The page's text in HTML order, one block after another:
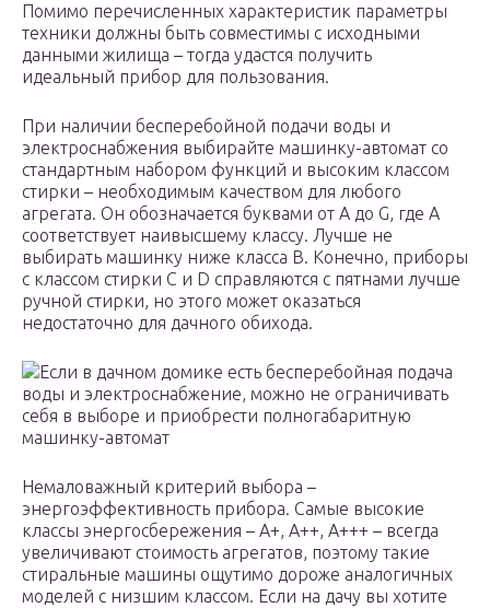
Помимо перечисленных характеристик параметры
техники должны быть совместимы с исходными
данными жилища – тогда удастся получить
идеальный прибор для пользования.
При наличии бесперебойной подачи воды и
электроснабжения выбирайте машинку-автомат со
стандартным набором функций и высоким классом
стирки – необходимым качеством для любого
агрегата. Он обозначается буквами от A до G, где А
соответствует наивысшему классу. Лучше не
выбирать машинку ниже класса В. Конечно, приборы
с классом стирки C и D справляются с пятнами лучше
ручной стирки, но этого может оказаться
недостаточно для дачного обихода.
Если в дачном домике есть бесперебойная подача
воды и электроснабжение, можно не ограничивать
себя в выборе и приобрести полногабаритную
машинку-автомат
Немаловажный критерий выбора –
энергоэффективность прибора. Самые высокие
классы энергосбережения – А+, А++, А+++ – всегда
увеличивают стоимость агрегатов, поэтому такие
стиральные машины ощутимо дороже аналогичных
моделей с низшим классом. Если на дачу вы хотите